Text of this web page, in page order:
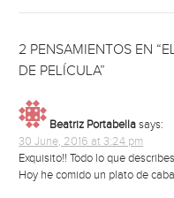
2 PENSAMIENTOS EN
DE PELÍCULA”
Beatriz Portabella says:
30 June, 2016 at 3:24 pm
Exquisito!! Todo lo que
Hoy he comido un plato de